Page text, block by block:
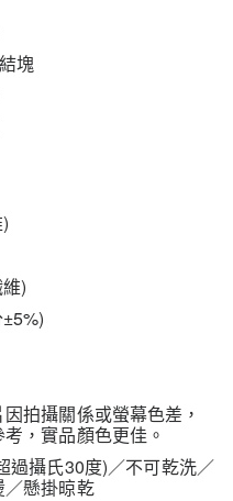
塊
)
拍攝關係或螢幕色差，
，實品顏色更佳。
攝氏30度)／不可乾洗／
懸掛晾乾